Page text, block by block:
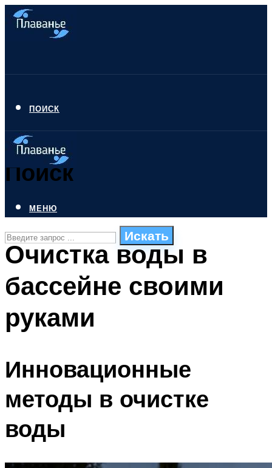
ПОИСК
Поиск
Искать
ПЛАВАНЬЕ ДЛЯ ДЕТЕЙ
БАССЕЙН ДЛЯ ДОМА
МЕНЮ
МЕНЮ
Очистка воды в
бассейне своими
руками
Инновационные
методы в очистке
воды